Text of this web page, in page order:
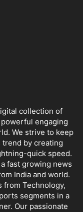
collection of
engaging
We strive to keep
by creating
quick speed.
fast growing news
India and world.
from Technology,
segments in a
Our passionate